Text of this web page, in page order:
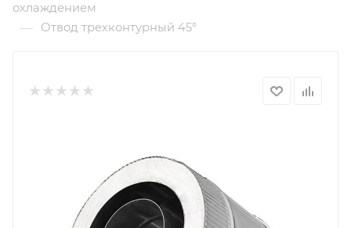
охлаждением
— Отвод трехконтурный 45°